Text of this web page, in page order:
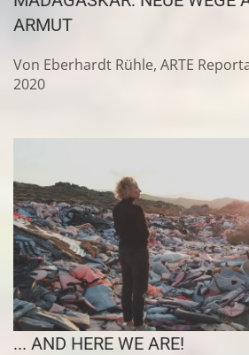
ARMUT
Von Eberhardt Rühle, ARTE
2020
... AND HERE WE ARE!